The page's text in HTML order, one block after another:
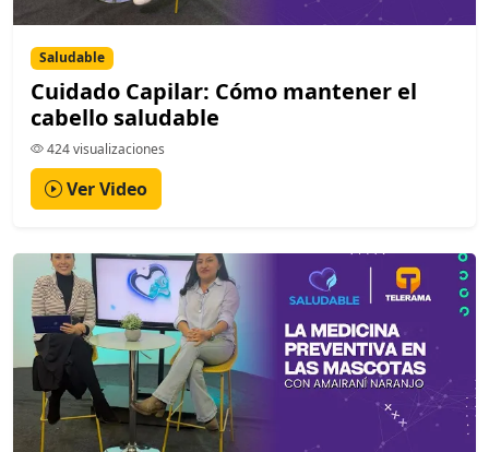
Saludable
Cuidado Capilar: Cómo mantener el
cabello saludable
424 visualizaciones
Ver Video